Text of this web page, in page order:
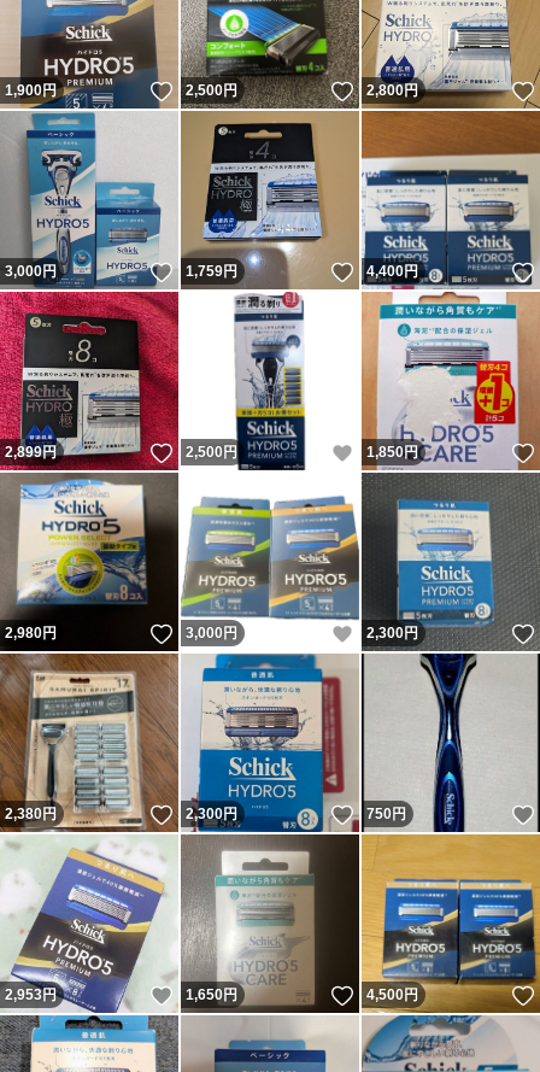
1,900円 いいね！
2,500円 いいね！
2,800円
3,000円 いいね！
1,759円 いいね！
4,400円
2,899円 いいね！
2,500 円 いいね！
1,850円
2,980円 いいね！
3,000 円 いいね！
2,300円
2,380円 いいね！
2,300円 いいね！
750円
2,953円 いいね！
1,650円 いいね！
4,500円